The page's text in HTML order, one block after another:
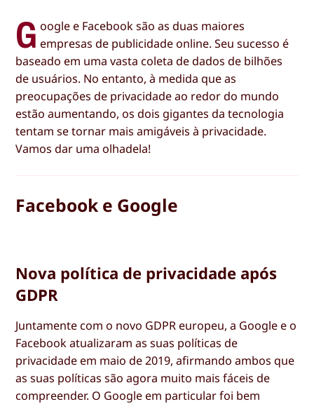
G oogle e Facebook são as duas maiores
empresas de publicidade online. Seu sucesso é
baseado em uma vasta coleta de dados de bilhões
de usuários. No entanto, à medida que as
preocupações de privacidade ao redor do mundo
estão aumentando, os dois gigantes da tecnologia
tentam se tornar mais amigáveis à privacidade.
Vamos dar uma olhadela!
Facebook e Google
Nova política de privacidade após
GDPR
Juntamente com o novo GDPR europeu, a Google e o
Facebook atualizaram as suas políticas de
privacidade em maio de 2019, afirmando ambos que
as suas políticas são agora muito mais fáceis de
compreender. O Google em particular foi bem